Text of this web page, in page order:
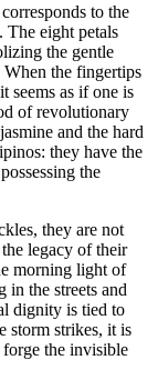
to the
eight petals
the gentle
When the fingertips
seems as if one is
of revolutionary
and the hard
they have the
the
they are not
legacy of their
morning light of
the streets and
dignity is tied to
storm strikes, it is
the invisible